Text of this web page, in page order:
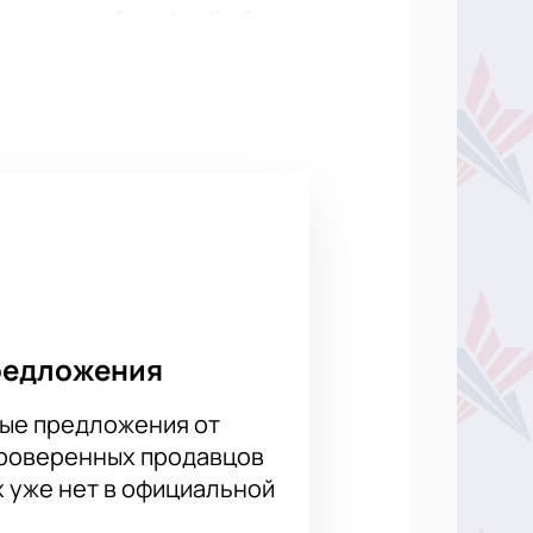
матч ярко.
предложения от
продавцов
нет в официальной